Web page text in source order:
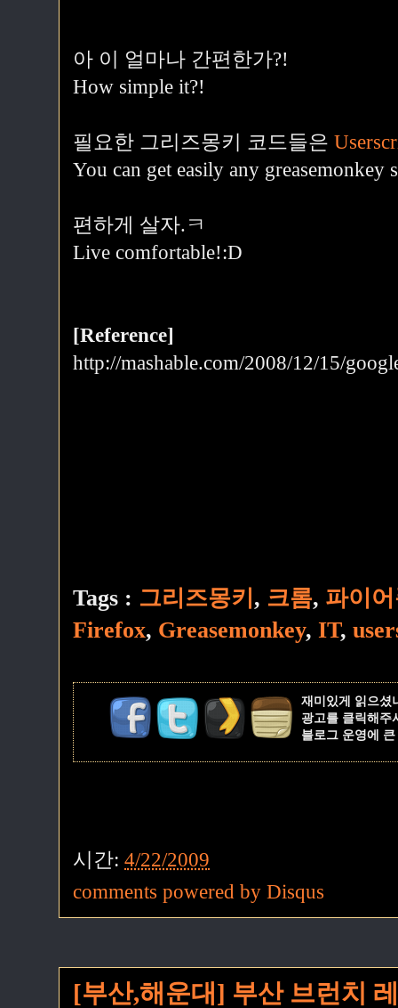
아 이 얼마나 간편한가?!
How simple it?!
필요한 그리즈몽키 코드들은
You can get easily any greasemonkey
편하게 살자.ㅋ
Live comfortable!:D
[Reference]
http://mashable.com/2008/12/15/
Tags : 그리즈몽키 , 크롬, 파이
Firefox, Greasemonkey, IT,
재미있게 읽으셨
광고를 클릭해주
블로그 운영에
시간: 4/22/2009
comments powered by Disqus
[부산,해운대] 부산 브런치